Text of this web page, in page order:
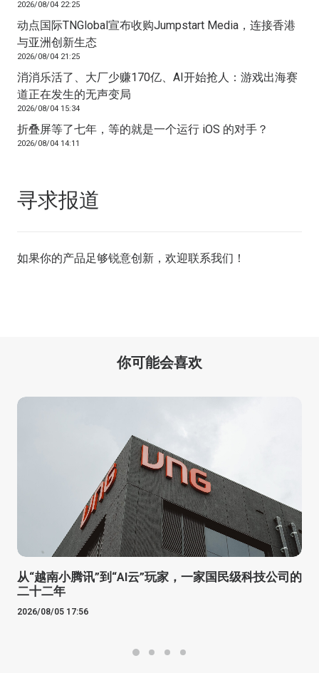
2026/08/04 22:25
动点国际TNGlobal宣布收购Jumpstart Media，连接香港
与亚洲创新生态
2026/08/04 21:25
消消乐活了、大厂少赚170亿、AI开始抢人：游戏出海赛
道正在发生的无声变局
2026/08/04 15:34
折叠屏等了七年，等的就是一个运行 iOS 的对手？
2026/08/04 14:11
寻求报道
如果你的产品足够锐意创新，欢迎联系我们 ！
你可能会喜欢
从“越南小腾讯”到“AI云”玩家，一家国民级科技公司的
二十二年
2026/08/05 17:56